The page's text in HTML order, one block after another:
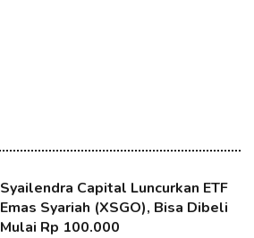
Syailendra Capital Luncurkan ETF
Emas Syariah (XSGO), Bisa Dibeli
Mulai Rp 100.000